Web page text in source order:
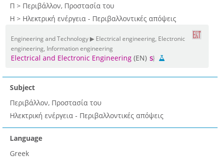
Π > Περιβάλλον, Προστασία του
Η > Ηλεκτρική ενέργεια - Περιβαλλοντικές απόψεις
Engineering and Technology ▶ Electrical engineering, Electronic
engineering, Information engineering
Electrical and Electronic Engineering (EN)
Subject
Περιβάλλον, Προστασία του
Ηλεκτρική ενέργεια - Περιβαλλοντικές απόψεις
Language
Greek